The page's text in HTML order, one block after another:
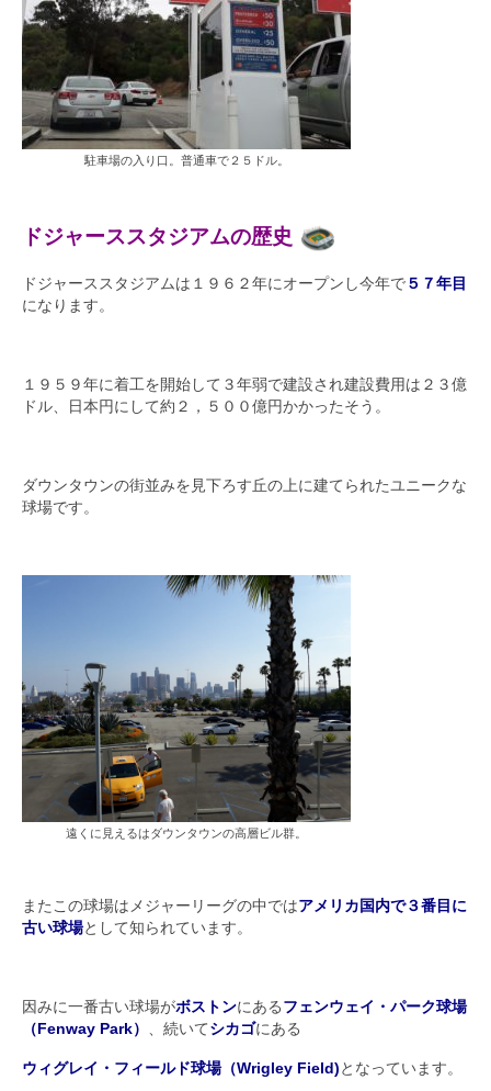
駐車場の入り口。普通車で２５ドル。
ドジャーススタジアムの歴史
ドジャーススタジアムは１９６２年にオープンし今年で５７年目
になります。
１９５９年に着工を開始して３年弱で建設され建設費用は２３億
ドル、日本円にして約２，５００億円かかったそう。
ダウンタウンの街並みを見下ろす丘の上に建てられたユニークな
球場です。
遠くに見えるはダウンタウンの高層ビル群。
またこの球場はメジャーリーグの中ではアメリカ国内で３番目に
古い球場として知られています。
因みに一番古い球場がボストンにあるフェンウェイ・パーク球場
（Fenway Park）
、続いてシカゴにある
ウィグレイ・フィールド球場（Wrigley Field)となっています。